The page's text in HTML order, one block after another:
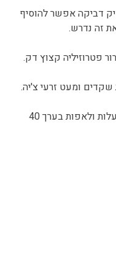
דביקה אפשר להוסיף
פטרוזיליה קצוץ דק.
ומעט זרעי צ'יה.
להכניס לתנור מחומם מראש ב 170 מעלות ולאפות בערך 40